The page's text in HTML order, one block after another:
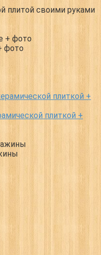
плитой своими руками
фото
плиткой +